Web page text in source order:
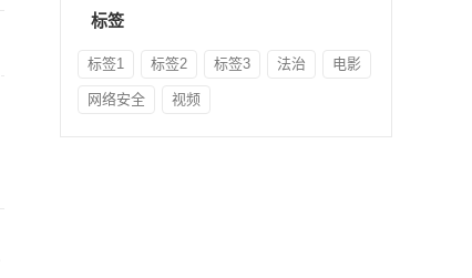
标签
标签1 标签2 标签3 法治 电影
网络安全 视频